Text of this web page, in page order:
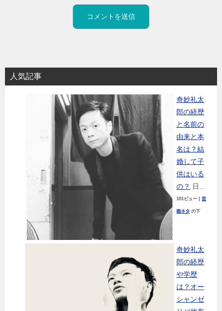
人気記事
奇妙礼太
郎の経歴
と名前の
由来と本
名は？結
婚して子
供はいる
の？ 日...
101ビュー 芸
能ネタ の下
奇妙礼太
郎の経歴
や学歴
は？オー
シャンゼ